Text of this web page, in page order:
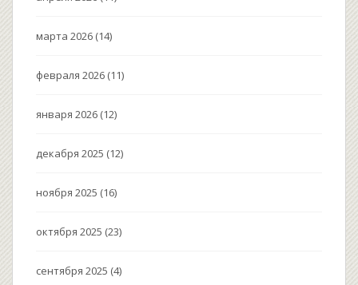
марта 2026 (14)
февраля 2026 (11)
января 2026 (12)
декабря 2025 (12)
ноября 2025 (16)
октября 2025 (23)
сентября 2025 (4)